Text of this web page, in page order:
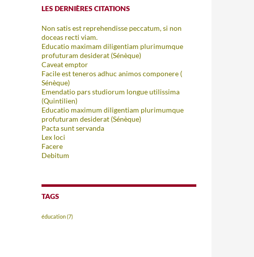
LES DERNIÈRES CITATIONS
Non satis est reprehendisse peccatum, si non
doceas recti viam.
Educatio maximam diligentiam plurimumque
profuturam desiderat (Sénèque)
Caveat emptor
Facile est teneros adhuc animos componere (
Sénèque)
Emendatio pars studiorum longue utilissima
(Quintilien)
Educatio maximum diligentiam plurimumque
profuturam desiderat (Sénèque)
Pacta sunt servanda
Lex loci
Facere
Debitum
TAGS
éducation(7)